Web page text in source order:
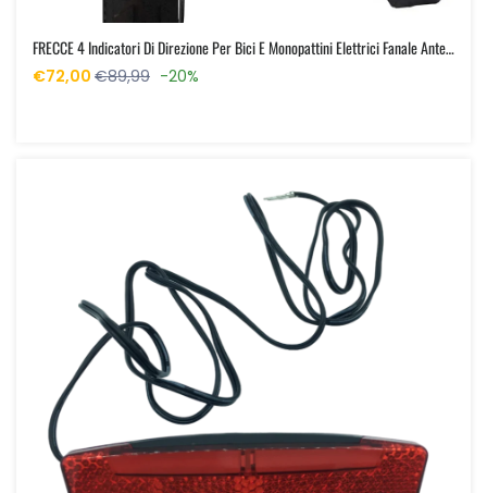
FRECCE 4 Indicatori Di Direzione Per Bici E Monopattini Elettrici Fanale Anteriore E Posteriore Con Telecomando, Ricarica USB
€72,00 €89,99 -20%